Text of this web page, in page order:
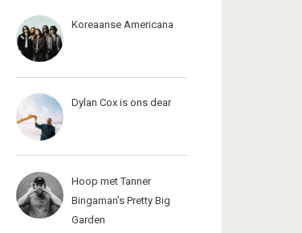
Koreaanse Americana
Dylan Cox is ons dear
Hoop met Tanner
Bingaman's Pretty Big
Garden